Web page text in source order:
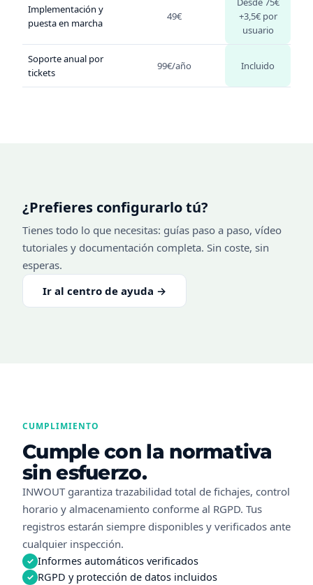
Implementación y
puesta en marcha
49€
+3,5€ por
usuario
Soporte anual por
tickets
99€/año Incluido
¿Prefieres configurarlo tú?
Tienes todo lo que necesitas: guías paso a paso, vídeo
tutoriales y documentación completa. Sin coste, sin
esperas.
Ir al centro de ayuda →
CUMPLIMIENTO
Cumple con la normativa
sin esfuerzo.
INWOUT garantiza trazabilidad total de fichajes, control
horario y almacenamiento conforme al RGPD. Tus
registros estarán siempre disponibles y verificados ante
cualquier inspección.
✓ Informes automáticos verificados
✓ RGPD y protección de datos incluidos